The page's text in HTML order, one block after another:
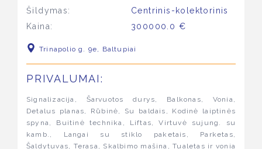
Šildymas:
Centrinis-kolektorinis
Kaina:
300000.0 €
Trinapolio g. 9e, Baltupiai
PRIVALUMAI:
Signalizacija, Šarvuotos durys, Balkonas, Vonia,
Detalus planas, Rūbinė, Su baldais, Kodinė laiptinės
spyna, Buitinė technika, Liftas, Virtuvė sujung. su
kamb., Langai su stiklo paketais, Parketas,
Šaldytuvas, Terasa, Skalbimo mašina, Tualetas ir vonia